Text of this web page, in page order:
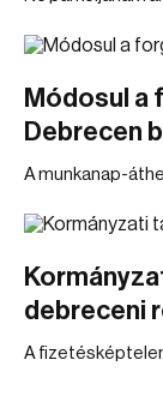
Módosul a
Debrecen
A munkanap-
debreceni
A